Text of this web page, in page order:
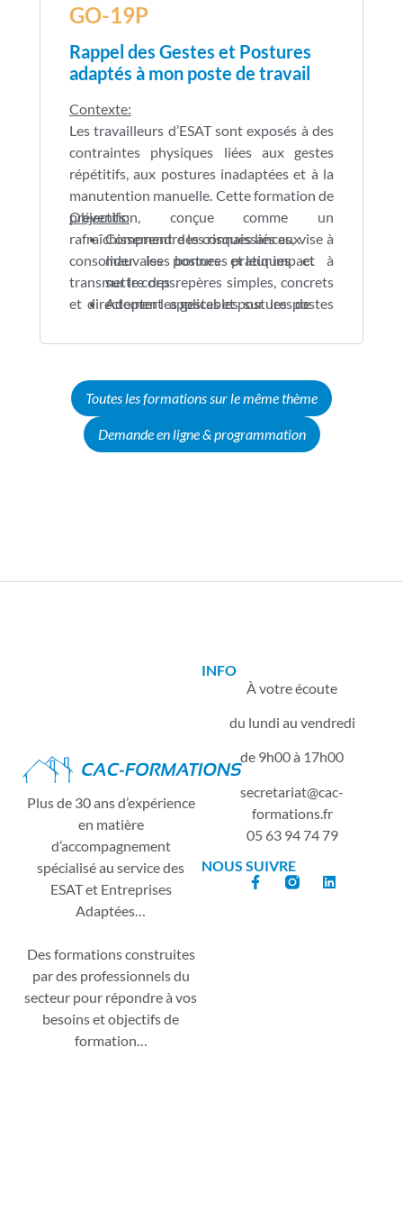
GO-19P
Rappel des Gestes et Postures
adaptés à mon poste de travail
Contexte:
Les travailleurs d’ESAT sont exposés à des
contraintes physiques liées aux gestes
répétitifs, aux postures inadaptées et à la
manutention manuelle. Cette formation de
prévention, conçue comme un
rafraîchissement des connaissances, vise à
consolider les bonnes pratiques et à
transmettre des repères simples, concrets
et directement applicables sur les postes
préserver la santé et améliorer le bien-être
Objectifs:
Comprendre les risques liés aux
mauvaises postures et leur impact
sur le corps.
Adopter les gestes et postures de
limiter la fatigue.
de prévention, incluant
l’échauffement et l’adaptation du
poste de travail.
Toutes les formations sur le même thème
Demande en ligne & programmation
Plus de 30 ans d’expérience
en matière
d’accompagnement
spécialisé au service des
ESAT et Entreprises
Adaptées…
Des formations construites
par des professionnels du
secteur pour répondre à vos
besoins et objectifs de
formation…
INFO
À votre écoute
du lundi au vendredi
de 9h00 à 17h00
secretariat
cac-
formations.fr
05 63 94 74 79
NOUS SUIVRE